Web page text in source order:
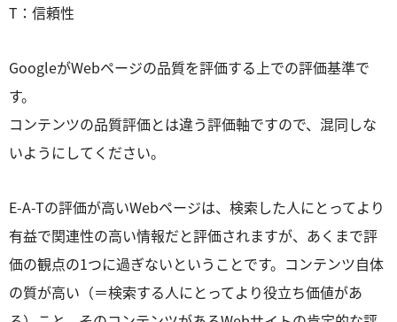
T：信頼性
GoogleがWebページの品質を評価する上での評価基準で
す。
コンテンツの品質評価とは違う評価軸ですので、混同しな
いようにしてください。
E-A-Tの評価が高いWebページは、検索した人にとってより
有益で関連性の高い情報だと評価されますが、あくまで評
価の観点の1つに過ぎないということです。コンテンツ自体
の質が高い（＝検索する人にとってより役立ち価値があ